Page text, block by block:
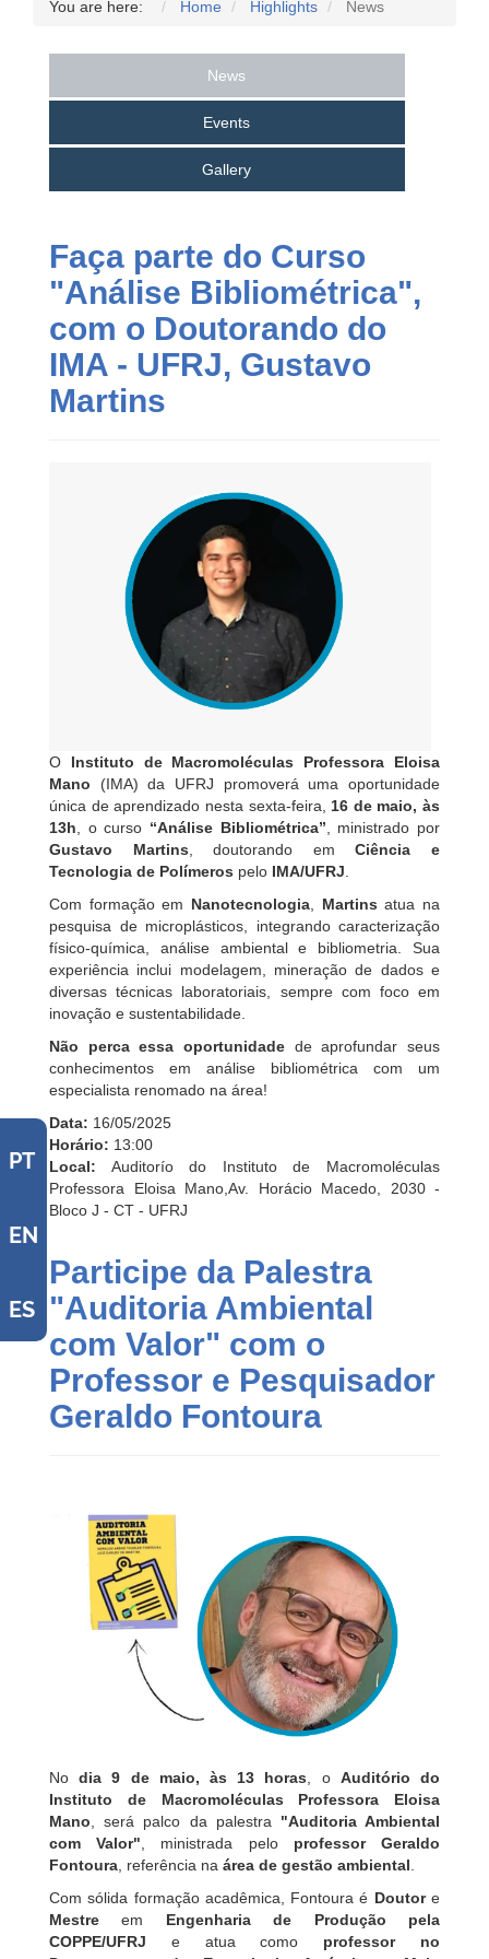
PT
EN
ES
You are here: Home Highlights News
News
Events
Gallery
Faça parte do Curso
"Análise Bibliométrica",
com o Doutorando do
IMA - UFRJ, Gustavo
Martins
O Instituto de Macromoléculas Professora Eloisa
Mano (IMA) da UFRJ promoverá uma oportunidade
única de aprendizado nesta sexta-feira, 16 de maio, às
13h , o curso “Análise Bibliométrica” , ministrado por
Gustavo Martins , doutorando emCiência e
Tecnologia de Polímeros pelo IMA/UFRJ
Com formação em Nanotecnologia Martins atua na
pesquisa de microplásticos, integrando caracterização
físico-química, análise ambiental e bibliometria. Sua
experiência inclui modelagem, mineração de dados e
diversas técnicas laboratoriais, sempre com foco em
inovação e sustentabilidade.
Não perca essa oportunidade de aprofundar seus
conhecimentos em análise bibliométrica com um
especialista renomado na área!
Data: 16/05/2025
Horário: 13:00
Local: Auditorío do Instituto de Macromoléculas
Professora Eloisa Mano,Av. Horácio Macedo, 2030 -
Bloco J - CT - UFRJ
Participe da Palestra
"Auditoria Ambiental
com Valor" com o
Professor e Pesquisador
Geraldo Fontoura
Nodia 9 de maio, às 13 horas , o Auditório do
Instituto de Macromoléculas Professora Eloisa
Mano , será palco da palestra "Auditoria Ambiental
com Valor" , ministrada pelo professor Geraldo
Fontoura , referência na área de gestão ambiental
Com sólida formação acadêmica, Fontoura é Doutore
Mestre em Engenharia de Produção pela
COPPE/UFRJ e atua como professor no